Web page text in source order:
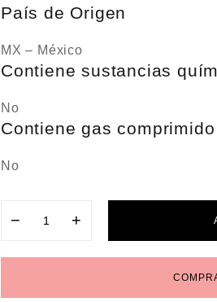
5
País de Origen
MX – México
Contiene sustancias
No
Contiene gas
No
− +